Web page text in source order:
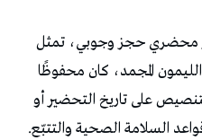
محضري حجز وجوبي، تمثل
من عصير الليمون المجمد، كان محفوظًا
على تاريخ التحضير أو
السلامة الصحية والتتبّع.